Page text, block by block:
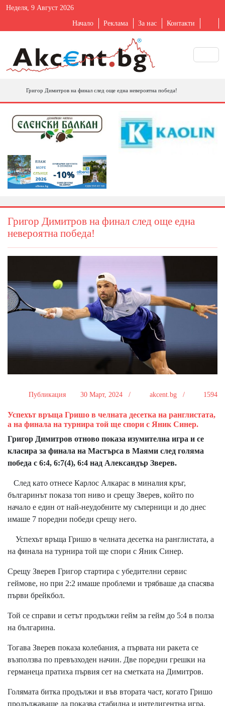
Неделя, 9 Август 2026
Начало Реклама За нас Контакти
Григор Димитров на финал след още една невероятна победа!
Григор Димитров на финал след още една
невероятна победа!
Публикация 30 Март, 2024 / akcent.bg / 1594
Успехът връща Гришо в челната десетка на ранглистата,
а на финала на турнира той ще спори с Яник Синер.
Григор Димитров отново показа изумителна игра и се
класира за финала на Мастърса в Маями след голяма
победа с 6:4, 6:7(4), 6:4 над Александър Зверев.
След като отнесе Карлос Алкарас в миналия кръг,
българинът показа топ ниво и срещу Зверев, който по
начало е един от най-неудобните му съперници и до днес
имаше 7 поредни победи срещу него.
Успехът връща Гришо в челната десетка на ранглистата, а
на финала на турнира той ще спори с Яник Синер.
Срещу Зверев Григор стартира с убедителни сервис
геймове, но при 2:2 имаше проблеми и трябваше да спасява
първи брейкбол.
Той се справи и сетът продължи гейм за гейм до 5:4 в полза
на българина.
Тогава Зверев показа колебания, а първата ни ракета се
възползва по превъзходен начин. Две поредни грешки на
германеца пратиха първия сет на сметката на Димитров.
Голямата битка продължи и във втората част, когато Гришо
продължаваше да показва стабилна и интелигентна игра,